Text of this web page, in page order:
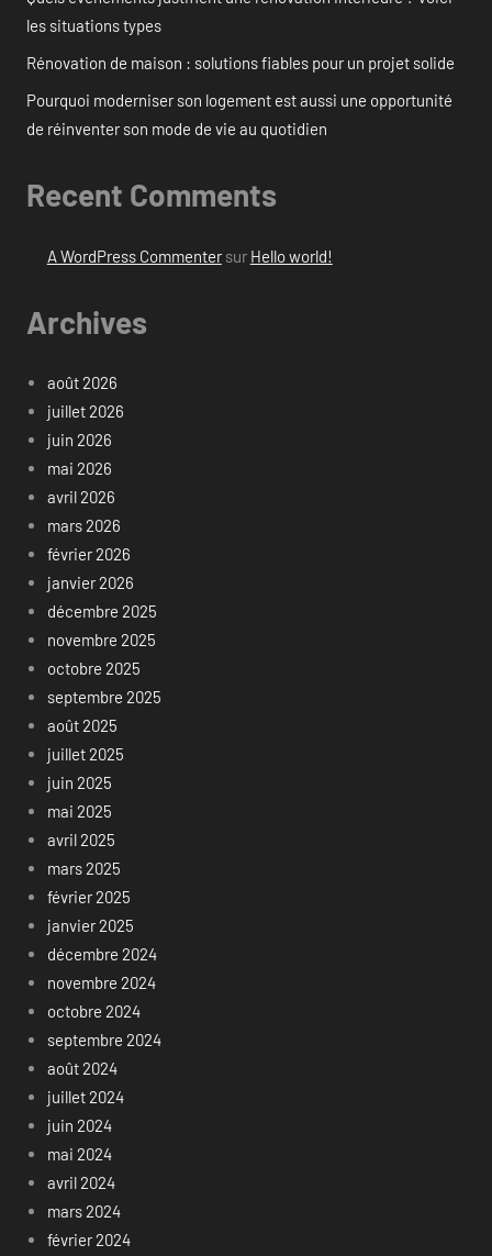
les situations types
Rénovation de maison : solutions fiables pour un projet solide
Pourquoi moderniser son logement est aussi une opportunité
de réinventer son mode de vie au quotidien
Recent Comments
A WordPress Commentersur Hello world!
Archives
août 2026
juillet 2026
juin 2026
mai 2026
avril 2026
mars 2026
février 2026
janvier 2026
décembre 2025
novembre 2025
octobre 2025
septembre 2025
août 2025
juillet 2025
juin 2025
mai 2025
avril 2025
mars 2025
février 2025
janvier 2025
décembre 2024
novembre 2024
octobre 2024
septembre 2024
août 2024
juillet 2024
juin 2024
mai 2024
avril 2024
mars 2024
février 2024